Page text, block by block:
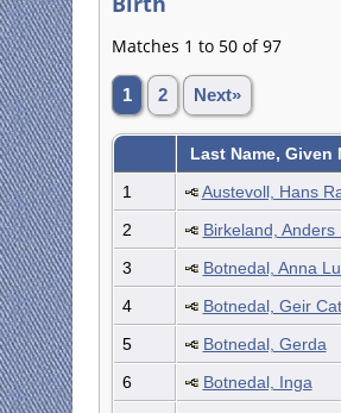
Matches 1 to 50 of 97
1 2 Next»
Last Name, Given
1
Austevoll, Hans
2
Birkeland, Anders
3
Botnedal, Anna
4
Botnedal, Geir
5
Botnedal, Gerda
6
Botnedal, Inga